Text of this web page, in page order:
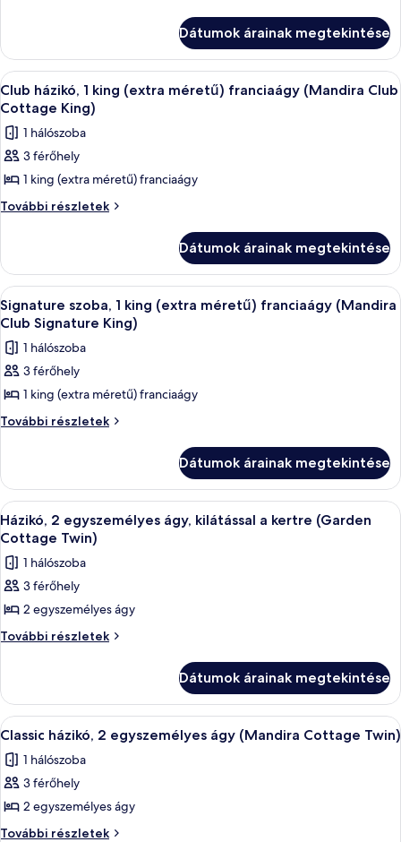
king
(extra
méretű)
franciaágy,
kilátással
a
kertre
Club
(extra
méretű)
franciaágy,
kilátással
kertre
(Garden
King)
további
részletei
Dátumok árainak megtekintése
A
következő
szoba
összes
képének
megtekintése:
Club
king
(extra
méretű)
franciaágy
(Mandira
Club
Cottage
Egy hálószoba, amelyben található
9
Club házikó, 1 king (extra méretű) franciaágy (Mandira Club
Cottage King)
1 hálószoba
3 férőhely
1 king (extra méretű) franciaágy
További részletek
Club
(extra
méretű)
franciaágy
(Mandira
Cottage
King)
részletei
Dátumok árainak megtekintése
A
következő
szoba
összes
képének
megtekintése:
Signature
king
(extra
méretű)
franciaágy
(Mandira
Club
Signature
Egy szállodai szoba, amelyben van
5
Signature szoba, 1 king (extra méretű) franciaágy (Mandira
Club Signature King)
1 hálószoba
3 férőhely
1 king (extra méretű) franciaágy
További részletek
Signature
(extra
méretű)
franciaágy
(Mandira
Signature
King)
részletei
Dátumok árainak megtekintése
A
következő
szoba
összes
képének
megtekintése:
Házikó,
ágy,
kilátással
a
kertre
(Garden
Cottage
Twin)
Egy szállodai szoba, amelyben egy
6
Házikó, 2 egyszemélyes ágy, kilátással a kertre (Garden
Cottage Twin)
1 hálószoba
3 férőhely
2 egyszemélyes ágy
További részletek
Házikó,
kilátással
kertre
Cottage
Twin)
részletei
Dátumok árainak megtekintése
A
következő
szoba
összes
képének
megtekintése:
Egy hálószoba két ágyjal,
9
Classic házikó, 2 egyszemélyes ágy (Mandira Cottage Twin)
1 hálószoba
3 férőhely
2 egyszemélyes ágy
További részletek
Classic